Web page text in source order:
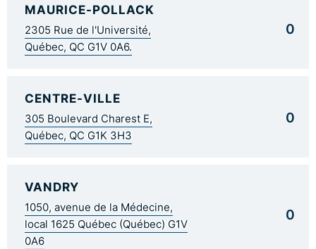
MAURICE-POLLACK
2305 Rue de l'Université,
Québec, QC G1V 0A6.
0
CENTRE-VILLE
305 Boulevard Charest E,
Québec, QC G1K 3H3
0
VANDRY
1050, avenue de la Médecine,
local 1625 Québec (Québec) G1V
0A6
0